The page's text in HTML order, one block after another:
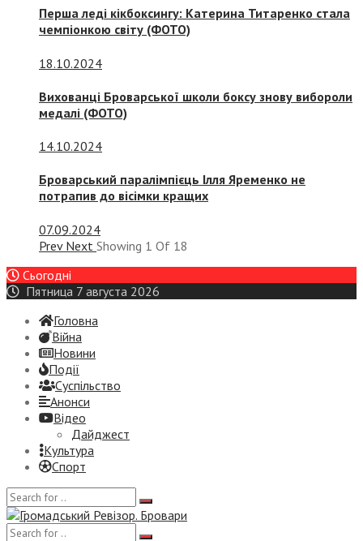
Перша леді кікбоксингу: Катерина Титаренко стала
чемпіонкою світу (ФОТО)
18.10.2024
Вихованці Броварської школи боксу знову вибороли
медалі (ФОТО)
14.10.2024
Броварський паралімпієць Ілля Яременко не
потрапив до вісімки кращих
07.09.2024
Prev Next Showing 1 Of 18
Сьогодні
Пятница 7 августа 2026
Головна
Війна
Новини
Події
Суспiльство
Анонси
Відео
Дайджест
Культура
Спорт